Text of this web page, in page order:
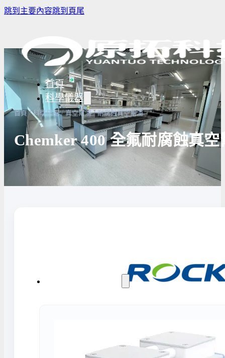
跳到主要內容跳到頁尾
首頁
科學儀器
樣品濃縮/乾燥前處理設備
微量分注吸管pipette
實驗室攪拌器 | 振盪機
實驗室冰箱 / 冷凍櫃
高溫爐
生物安全
高壓滅菌
實驗室紫
實驗桌規劃設計與訂製
實驗室周邊工程
地板鋪設工程
首頁 / 科學儀器 / 真空幫浦 / 耐腐蝕真空幫浦
Chemker 400 全氟耐腐蝕真空